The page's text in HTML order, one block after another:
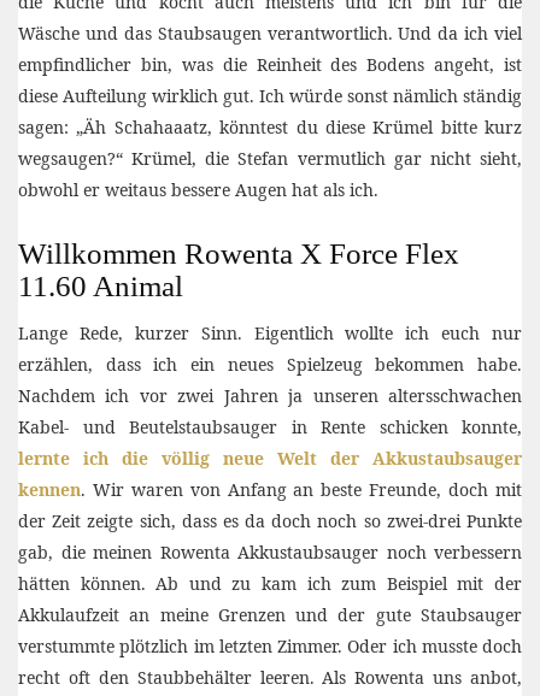
Wäsche und das Staubsaugen verantwortlich. Und da ich viel
empfindlicher bin, was die Reinheit des Bodens angeht, ist
diese Aufteilung wirklich gut. Ich würde sonst nämlich ständig
sagen: „Äh Schahaaatz, könntest du diese Krümel bitte kurz
wegsaugen?“ Krümel, die Stefan vermutlich gar nicht sieht,
obwohl er weitaus bessere Augen hat als ich.
Willkommen Rowenta X Force Flex
11.60 Animal
Lange Rede, kurzer Sinn. Eigentlich wollte ich euch nur
erzählen, dass ich ein neues Spielzeug bekommen habe.
Nachdem ich vor zwei Jahren ja unseren altersschwachen
Kabel- und Beutelstaubsauger in Rente schicken konnte,
lernte ich die völlig neue Welt der Akkustaubsauger
kennen. Wir waren von Anfang an beste Freunde, doch mit
der Zeit zeigte sich, dass es da doch noch so zwei-drei Punkte
gab, die meinen Rowenta Akkustaubsauger noch verbessern
hätten können. Ab und zu kam ich zum Beispiel mit der
Akkulaufzeit an meine Grenzen und der gute Staubsauger
verstummte plötzlich im letzten Zimmer. Oder ich musste doch
recht oft den Staubbehälter leeren. Als Rowenta uns anbot,